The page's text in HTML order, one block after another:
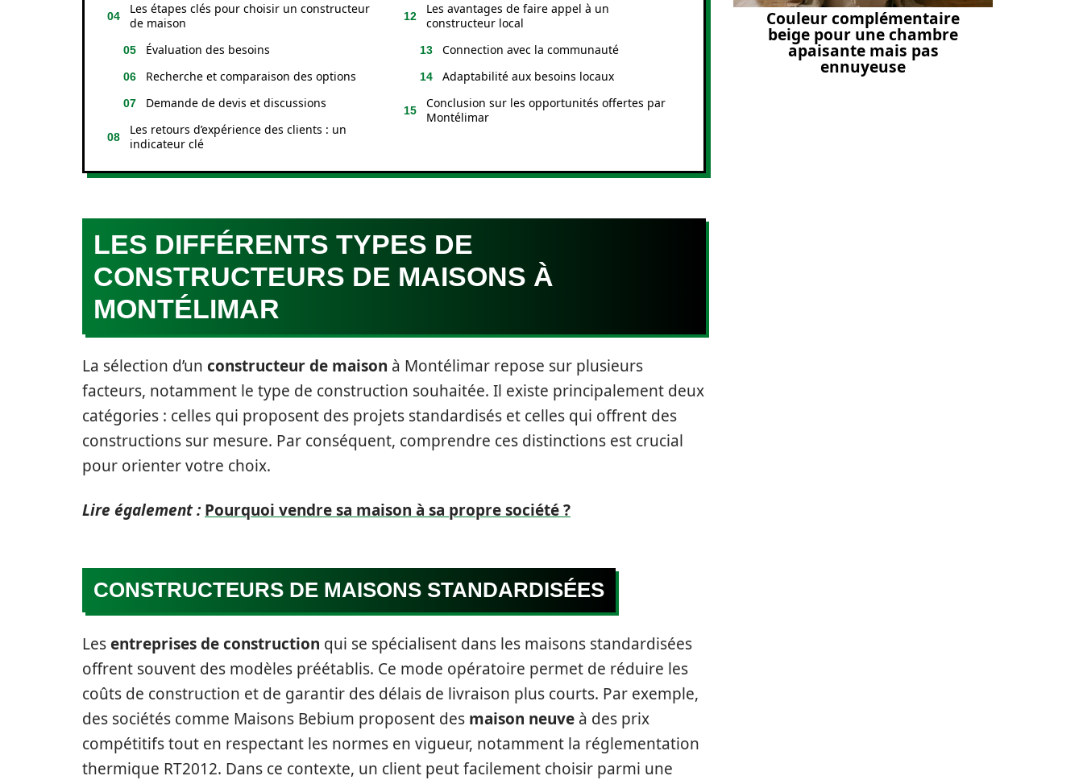
Les étapes clés pour choisir un constructeur
de maison
Évaluation des besoins
Recherche et comparaison des options
Demande de devis et discussions
Les retours d’expérience des clients : un
indicateur clé
Les avantages de faire appel à un
constructeur local
Connection avec la communauté
Adaptabilité aux besoins locaux
Conclusion sur les opportunités offertes par
Montélimar
LES DIFFÉRENTS TYPES DE
CONSTRUCTEURS DE MAISONS À
MONTÉLIMAR
La sélection d’un constructeur de maison à Montélimar repose sur plusieurs
facteurs, notamment le type de construction souhaitée. Il existe principalement deux
catégories : celles qui proposent des projets standardisés et celles qui offrent des
constructions sur mesure. Par conséquent, comprendre ces distinctions est crucial
pour orienter votre choix.
Lire également : Pourquoi vendre sa maison à sa propre société ?
CONSTRUCTEURS DE MAISONS STANDARDISÉES
Lesentreprises de construction qui se spécialisent dans les maisons standardisées
offrent souvent des modèles préétablis. Ce mode opératoire permet de réduire les
coûts de construction et de garantir des délais de livraison plus courts. Par exemple,
des sociétés comme Maisons Bebium proposent des maison neuve à des prix
compétitifs tout en respectant les normes en vigueur, notamment la réglementation
thermique RT2012. Dans ce contexte, un client peut facilement choisir parmi une
Couleur complémentaire
beige pour une chambre
apaisante mais pas
ennuyeuse